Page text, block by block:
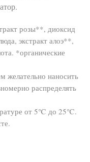
розы**, диоксид
экстракт алоэ**,
*органические
желательно наносить
распределять
от 5℃ до 25℃.